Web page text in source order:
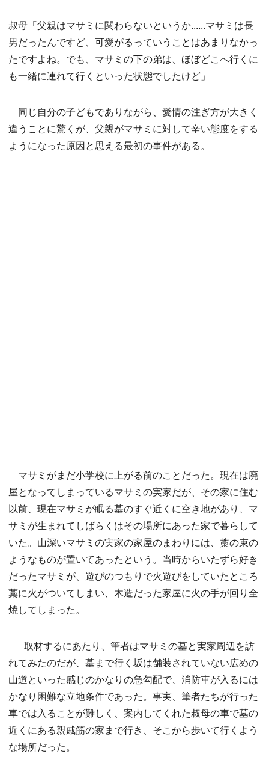
叔母「父親はマサミに関わらないというか......マサミは長
男だったんですど、可愛がるっていうことはあまりなかっ
たですよね。でも、マサミの下の弟は、ほぼどこへ行くに
も一緒に連れて行くといった状態でしたけど」
同じ自分の子どもでありながら、愛情の注ぎ方が大きく
違うことに驚くが、父親がマサミに対して辛い態度をする
ようになった原因と思える最初の事件がある。
マサミがまだ小学校に上がる前のことだった。現在は廃
屋となってしまっているマサミの実家だが、その家に住む
以前、現在マサミが眠る墓のすぐ近くに空き地があり、マ
サミが生まれてしばらくはその場所にあった家で暮らして
いた。山深いマサミの実家の家屋のまわりには、藁の束の
ようなものが置いてあったという。当時からいたずら好き
だったマサミが、遊びのつもりで火遊びをしていたところ
藁に火がついてしまい、木造だった家屋に火の手が回り全
焼してしまった。
取材するにあたり、筆者はマサミの墓と実家周辺を訪
れてみたのだが、墓まで行く坂は舗装されていない広めの
山道といった感じのかなりの急勾配で、消防車が入るには
かなり困難な立地条件であった。事実、筆者たちが行った
車では入ることが難しく、案内してくれた叔母の車で墓の
近くにある親戚筋の家まで行き、そこから歩いて行くよう
な場所だった。